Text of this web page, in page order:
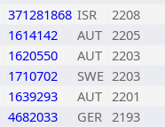
371281868 ISR 2208
1614142 AUT 2205
1620550 AUT 2203
1710702 SWE 2203
1639293 AUT 2201
4682033 GER 2193